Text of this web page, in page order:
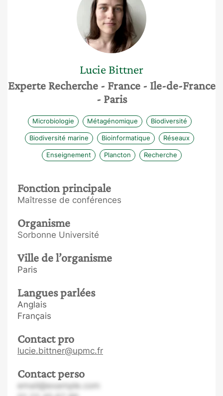
Lucie Bittner
Experte Recherche - France - Ile-de-France
- Paris
Microbiologie Métagénomique Biodiversité
Biodiversité marine Bioinformatique Réseaux
Enseignement Plancton Recherche
Fonction principale
Maîtresse de conférences
Organisme
Sorbonne Université
Ville de l’organisme
Paris
Langues parlées
Anglais
Français
Contact pro
lucie.bittner@upmc.fr
Contact perso
email@example.com